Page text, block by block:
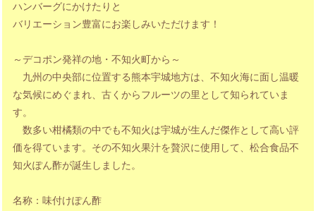
ハンバーグにかけたりと
バリエーション豊富にお楽しみいただけます！
～デコポン発祥の地・不知火町から～
九州の中央部に位置する熊本宇城地方は、不知火海に面し温暖
な気候にめぐまれ、古くからフルーツの里として知られていま
す。
数多い柑橘類の中でも不知火は宇城が生んだ傑作として高い評
価を得ています。その不知火果汁を贅沢に使用して、松合食品不
知火ぽん酢が誕生しました。
名称：味付けぽん酢